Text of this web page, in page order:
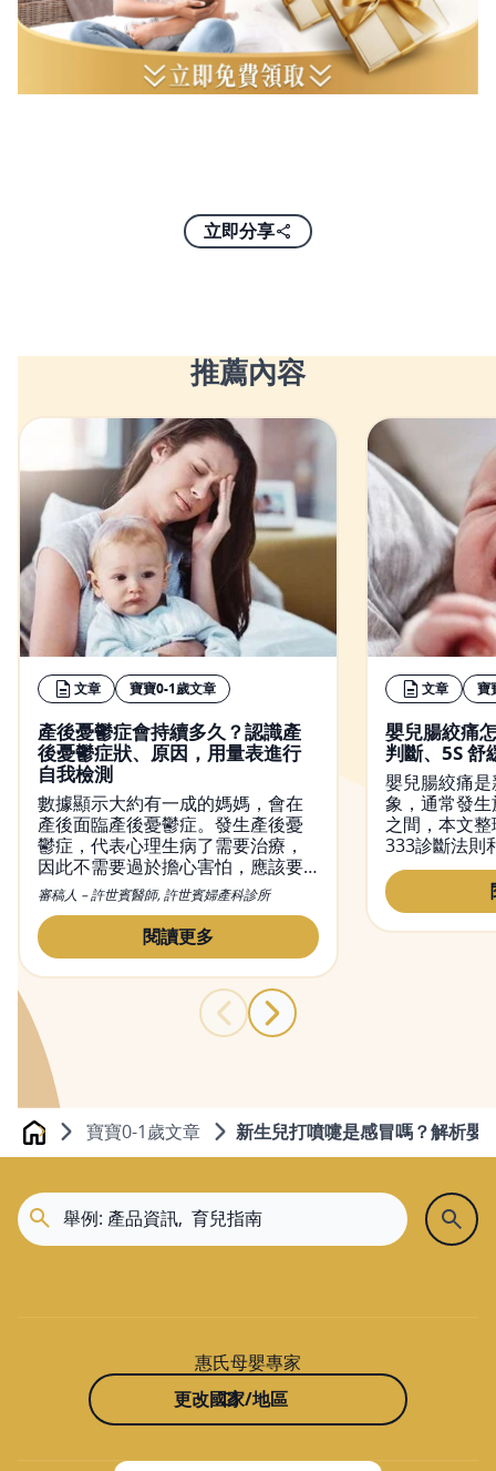
立即分享
推薦內容
文章 寶寶0-1歲文章
產後憂鬱症會持續多久？認識產
後憂鬱症狀、原因，用量表進行
自我檢測
數據顯示大約有一成的媽媽，會在
產後面臨產後憂鬱症。發生產後憂
鬱症，代表心理生病了需要治療，
因此不需要過於擔心害怕，應該要
正確面對產後憂鬱症，並尋求醫生
的專業治療。本文會帶你認識產後
憂鬱症的原因、症狀，即幫助你使
用正確的方式自我檢測產後憂鬱。
審稿人 – 許世賓醫師, 許世賓婦產科診所
閱讀更多
文章 寶
嬰兒腸絞痛
判斷、5S 舒
嬰兒腸絞痛
象，通常發
之間，本文
333診斷法則
巧，幫助爸
法，安心陪
Home 寶寶0-1歲文章 新生兒打噴嚏是感冒嗎？解析嬰
惠氏母嬰專家
更改國家/地區